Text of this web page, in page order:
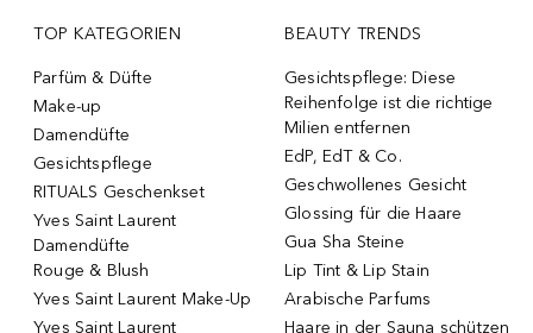
TOP KATEGORIEN
Parfüm & Düfte
Make-up
Damendüfte
Gesichtspflege
RITUALS Geschenkset
Yves Saint Laurent
Damendüfte
Rouge & Blush
Yves Saint Laurent Make-Up
Yves Saint Laurent
BEAUTY TRENDS
Gesichtspflege: Diese
Reihenfolge ist die richtige
Milien entfernen
EdP, EdT & Co.
Geschwollenes Gesicht
Glossing für die Haare
Gua Sha Steine
Lip Tint & Lip Stain
Arabische Parfums
Haare in der Sauna schützen